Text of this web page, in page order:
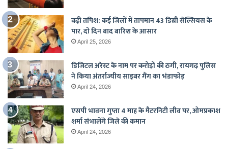
बढ़ी तपिश: कई जिलों में तापमान 43 डिग्री सेल्सियस के
पार, दो दिन बाद बारिश के आसार
April 25, 2026
डिजिटल अरेस्ट के नाम पर करोड़ों की ठगी, रायगढ़ पुलिस
ने किया अंतर्राज्यीय साइबर गैंग का भंडाफोड़
April 24, 2026
एसपी भावना गुप्ता 4 माह के मैटरनिटी लीव पर, ओमप्रकाश
शर्मा संभालेंगे जिले की कमान
April 24, 2026